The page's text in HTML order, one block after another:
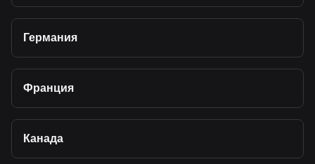
Германия
Франция
Канада